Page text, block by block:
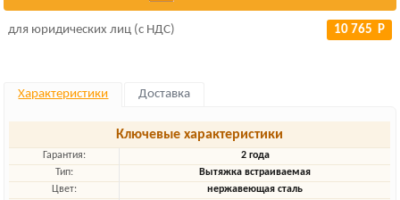
для юридических лиц (с НДС) 10 765 Р
Характеристики Доставка
Ключевые характеристики
Гарантия:
2 года
Тип:
Вытяжка встраиваемая
Цвет:
нержавеющая сталь